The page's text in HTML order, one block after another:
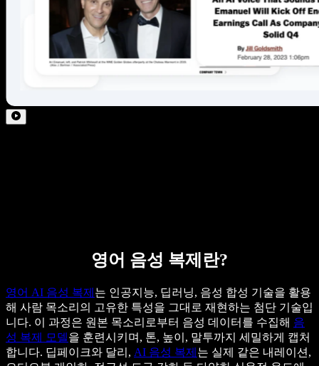
영어 음성 복제란?
영어 AI 음성 복제 는 인공지능, 딥러닝, 음성 합성 기술을 활용
해 사람 목소리의 고유한 특성을 그대로 재현하는 첨단 기술입
니다. 이 과정은 원본 목소리로부터 음성 데이터를 수집해 음
성 복제 모델을 훈련시키며, 톤, 높이, 말투까지 세밀하게 캡처
합니다. 딥페이크와 달리, AI 음성 복제 는 실제 같은 내레이션,